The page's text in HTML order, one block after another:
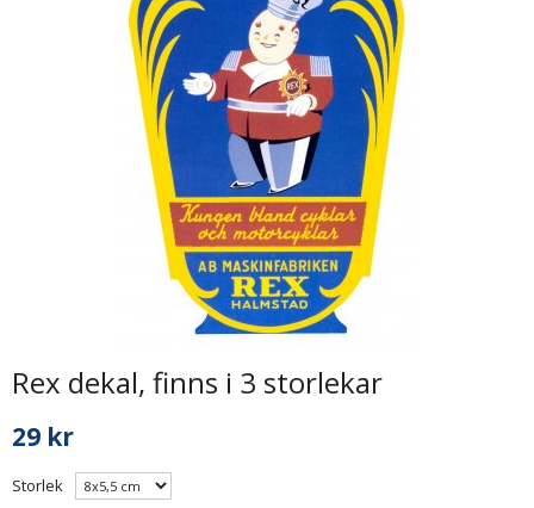
Rex dekal, finns i 3 storlekar
29 kr
Storlek